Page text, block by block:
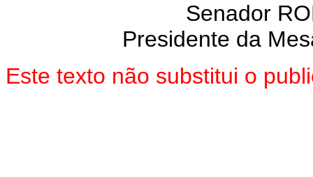
Senador
Presidente da
Este texto não substitui o